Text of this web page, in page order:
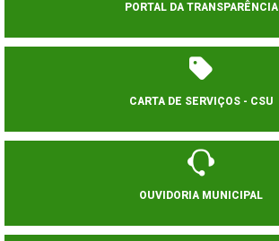
PORTAL DA TRANSPARÊNCIA
CARTA DE SERVIÇOS - CSU
OUVIDORIA MUNICIPAL